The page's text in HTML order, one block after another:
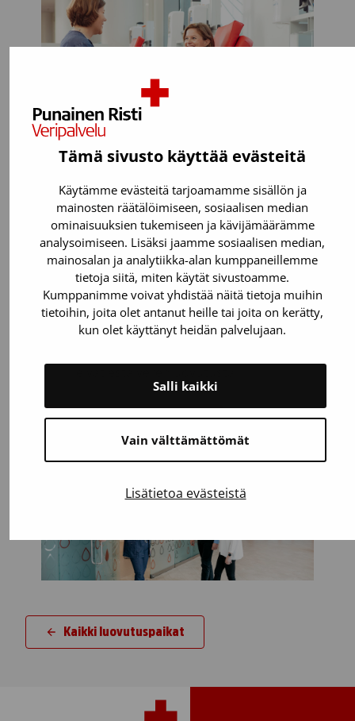
Tämä sivusto käyttää evästeitä
Käytämme evästeitä tarjoamamme sisällön ja
mainosten räätälöimiseen, sosiaalisen median
ominaisuuksien tukemiseen ja kävijämäärämme
analysoimiseen. Lisäksi jaamme sosiaalisen median,
mainosalan ja analytiikka-alan kumppaneillemme
tietoja siitä, miten käytät sivustoamme.
Kumppanimme voivat yhdistää näitä tietoja muihin
tietoihin, joita olet antanut heille tai joita on kerätty,
kun olet käyttänyt heidän palvelujaan.
Vain välttämättömät
Salli kaikki
Lisätietoa evästeistä
Voit luovuttaa, jos:
Olet täysi-ikäinen. Verenluovutuksen
voi aloittaa vielä 65-vuotiaana.
Painat 50-199 kiloa.
Olet perusterve. Suurin osa
sairauksista tai lääkkeistä (esimerkiksi
Kaikki luovutuspaikat